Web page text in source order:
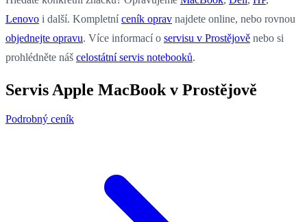
Lenovo i další. Kompletníceník oprav najdete online, nebo rovnou
objednejte opravu. Více informací o servisu v Prostějově nebo si
prohlédněte náš celostátní servis notebooků.
Servis Apple MacBook v Prostějově
Podrobný ceník